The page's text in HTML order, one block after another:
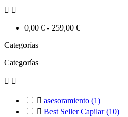
 
0,00 € - 259,00 €
Categorías
Categorías
 
 asesoramiento (1)
 Best Seller Capilar(10)